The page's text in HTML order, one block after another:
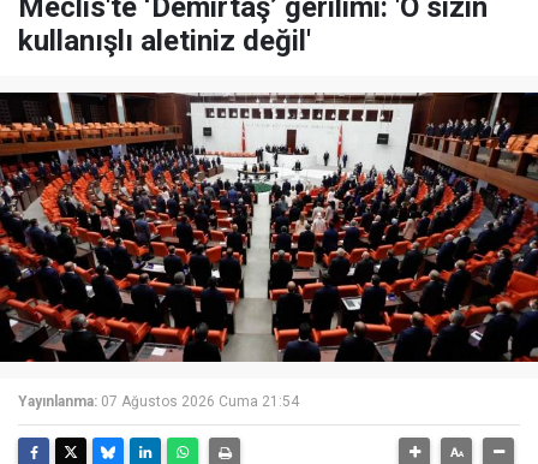
Meclis'te ‘Demirtaş’ gerilimi: 'O sizin
kullanışlı aletiniz değil'
Yayınlanma: 07 Ağustos 2026 Cuma 21:54